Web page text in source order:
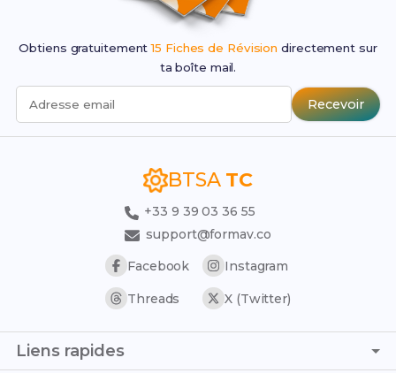
Obtiens gratuitement15 Fiches de Révision directement sur
ta boîte mail.
Adresse email Recevoir
BTSA TC
+33 9 39 03 36 55
support@formav.co
Facebook
Instagram
Threads X (Twitter)
Liens rapides